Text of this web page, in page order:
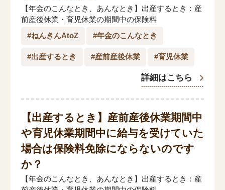
【年金のこんなとき、あんなとき】出産するとき：産
前産後休業・育児休業の期間中の保険料
#ねんきんAtoZ #年金のこんなとき
#出産するとき #産前産後休業 #育児休業
詳細はこちら
【出産するとき】 産前産後休業期間中
や育児休業期間中に給与を受けていた
場合は保険料免除にならないのです
か？
【年金のこんなとき、あんなとき】出産するとき：産